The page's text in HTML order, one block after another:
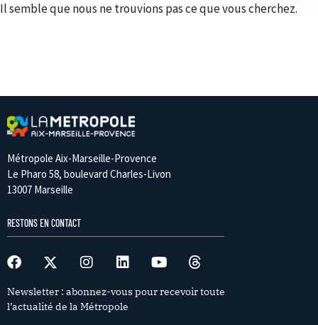
Il semble que nous ne trouvions pas ce que vous cherchez.
Métropole Aix-Marseille-Provence
Le Pharo 58, boulevard Charles-Livon
13007 Marseille
RESTONS EN CONTACT
Newsletter : abonnez-vous pour recevoir toute
l’actualité de la Métropole